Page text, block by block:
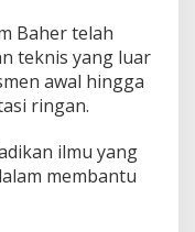
Baher telah
teknis yang luar
awal hingga
ringan.
ilmu yang
membantu